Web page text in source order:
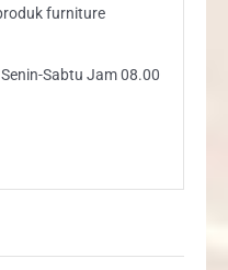
furniture
Sabtu Jam 08.00